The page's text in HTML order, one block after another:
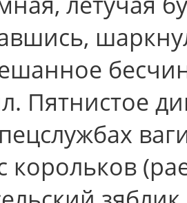
Пятнистое
корольков